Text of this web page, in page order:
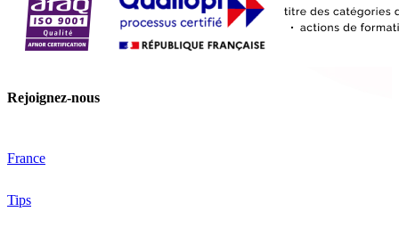
Rejoignez-nous
France
Tips